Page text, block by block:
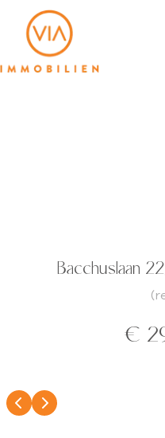
Ga naar hoofdinhoud
Bacchuslaan
€